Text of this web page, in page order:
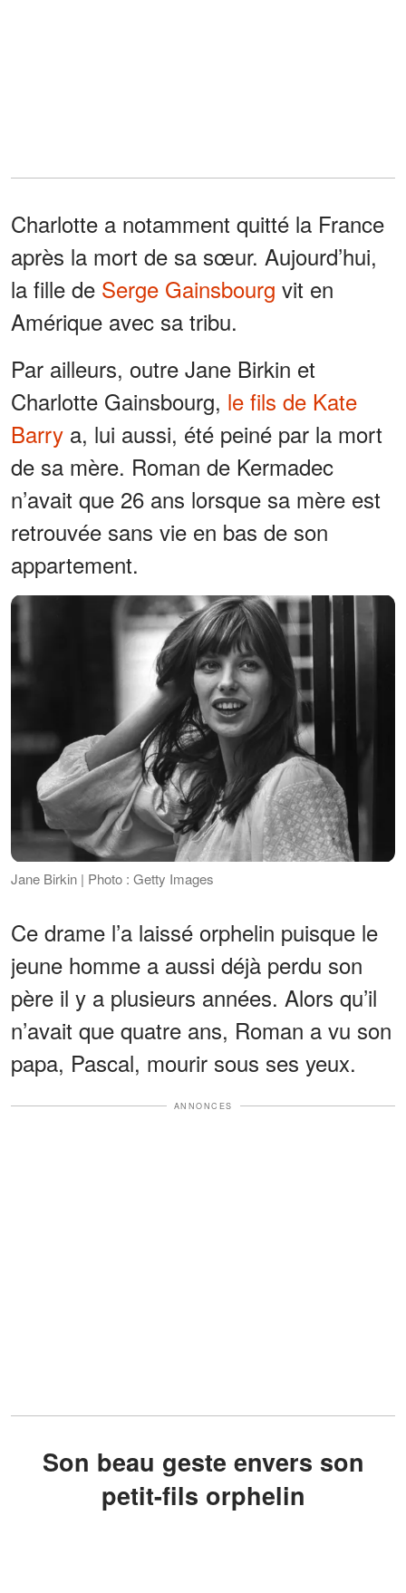
Charlotte a notamment quitté la France
après la mort de sa sœur. Aujourd’hui,
la fille de Serge Gainsbourg vit en
Amérique avec sa tribu.
Par ailleurs, outre Jane Birkin et
Charlotte Gainsbourg, le fils de Kate
Barry a, lui aussi, été peiné par la mort
de sa mère. Roman de Kermadec
n’avait que 26 ans lorsque sa mère est
retrouvée sans vie en bas de son
appartement.
Jane Birkin | Photo : Getty Images
Ce drame l’a laissé orphelin puisque le
jeune homme a aussi déjà perdu son
père il y a plusieurs années. Alors qu’il
n’avait que quatre ans, Roman a vu son
papa, Pascal, mourir sous ses yeux.
ANNONCES
Son beau geste envers son
petit-fils orphelin